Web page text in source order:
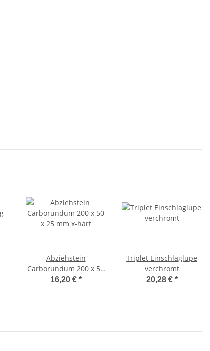
Abziehstein
Carborundum 200 x 50
x 25 mm x-hart
16,20 € *
Triplet Einschlaglupe
verchromt
20,28 € *